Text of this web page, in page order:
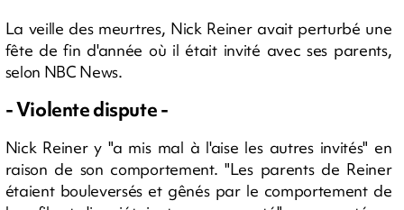
La veille des meurtres, Nick Reiner avait perturbé une
fête de fin d'année où il était invité avec ses parents,
selon NBC News.
- Violente dispute -
Nick Reiner y "a mis mal à l'aise les autres invités" en
raison de son comportement. "Les parents de Reiner
étaient bouleversés et gênés par le comportement de